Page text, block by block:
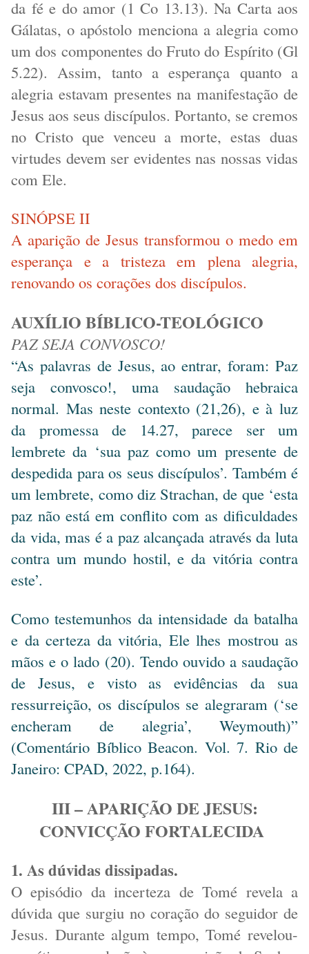
da fé e do amor (1 Co 13.13). Na Carta aos
Gálatas, o apóstolo menciona a alegria como
um dos componentes do Fruto do Espírito (Gl
5.22). Assim, tanto a esperança quanto a
alegria estavam presentes na manifestação de
Jesus aos seus discípulos. Portanto, se cremos
no Cristo que venceu a morte, estas duas
virtudes devem ser evidentes nas nossas vidas
com Ele.
SINÓPSE II
A aparição de Jesus transformou o medo em
esperança e a tristeza em plena alegria,
renovando os corações dos discípulos.
AUXÍLIO BÍBLICO-TEOLÓGICO
PAZ SEJA CONVOSCO!
“As palavras de Jesus, ao entrar, foram: Paz
seja convosco!, uma saudação hebraica
normal. Mas neste contexto (21,26), e à luz
da promessa de 14.27, parece ser um
lembrete da ‘sua paz como um presente de
despedida para os seus discípulos’. Também é
um lembrete, como diz Strachan, de que ‘esta
paz não está em conflito com as dificuldades
da vida, mas é a paz alcançada através da luta
contra um mundo hostil, e da vitória contra
este’.
Como testemunhos da intensidade da batalha
e da certeza da vitória, Ele lhes mostrou as
mãos e o lado (20). Tendo ouvido a saudação
de Jesus, e visto as evidências da sua
ressurreição, os discípulos se alegraram (‘se
encheram de alegria’, Weymouth)”
(Comentário Bíblico Beacon. Vol. 7. Rio de
Janeiro: CPAD, 2022, p.164).
III – APARIÇÃO DE JESUS:
CONVICÇÃO FORTALECIDA
1. As dúvidas dissipadas.
O episódio da incerteza de Tomé revela a
dúvida que surgiu no coração do seguidor de
Jesus. Durante algum tempo, Tomé revelou-